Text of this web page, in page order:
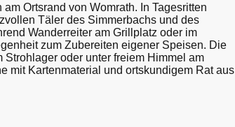
Ortsrand von Womrath. In Tagesritten
Täler des Simmerbachs und des
Wanderreiter am Grillplatz oder im
zum Zubereiten eigener Speisen. Die
oder unter freiem Himmel am
mit Kartenmaterial und ortskundigem Rat aus